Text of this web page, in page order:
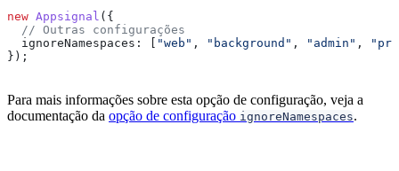
new Appsignal ({
  // Outras configurações
  ignoreNamespaces:
[ "web" , "background" , "admin" ,
});
Para mais informações sobre esta opção de configuração, veja a
documentação da opção de configuração ignoreNamespaces.